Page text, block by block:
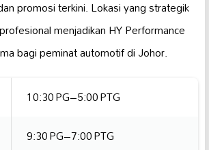
promosi terkini. Lokasi yang strategik
menjadikan HY Performance
bagi peminat automotif di Johor.
10:30 PG–5:00 PTG
9:30 PG–7:00 PTG